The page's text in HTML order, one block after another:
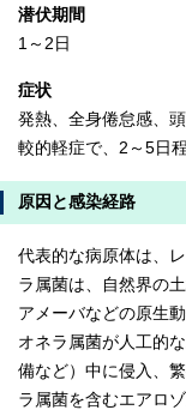
潜伏期間
1～2日
症状
発熱、全身倦怠感、
較的軽症で、2～5日
原因と感染経路
代表的な病原体は、
ラ属菌は、自然界の
アメーバなどの原生
オネラ属菌が人工的
備など）中に侵入、
ラ属菌を含むエアロ